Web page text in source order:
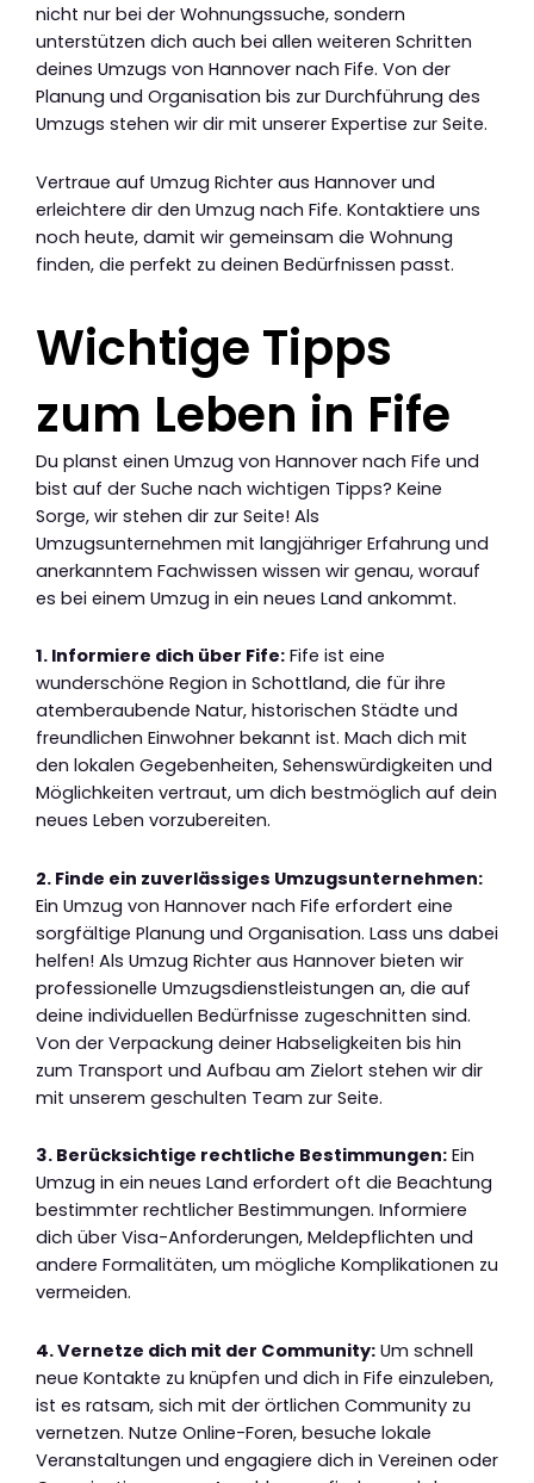
nicht nur bei der Wohnungssuche, sondern
unterstützen dich auch bei allen weiteren Schritten
deines Umzugs von Hannover nach Fife. Von der
Planung und Organisation bis zur Durchführung des
Umzugs stehen wir dir mit unserer Expertise zur Seite.
Vertraue auf Umzug Richter aus Hannover und
erleichtere dir den Umzug nach Fife. Kontaktiere uns
noch heute, damit wir gemeinsam die Wohnung
finden, die perfekt zu deinen Bedürfnissen passt.
Wichtige Tipps
zum Leben in Fife
Du planst einen Umzug von Hannover nach Fife und
bist auf der Suche nach wichtigen Tipps? Keine
Sorge, wir stehen dir zur Seite! Als
Umzugsunternehmen mit langjähriger Erfahrung und
anerkanntem Fachwissen wissen wir genau, worauf
es bei einem Umzug in ein neues Land ankommt.
1. Informiere dich über Fife: Fife ist eine
wunderschöne Region in Schottland, die für ihre
atemberaubende Natur, historischen Städte und
freundlichen Einwohner bekannt ist. Mach dich mit
den lokalen Gegebenheiten, Sehenswürdigkeiten und
Möglichkeiten vertraut, um dich bestmöglich auf dein
neues Leben vorzubereiten.
2. Finde ein zuverlässiges Umzugsunternehmen:
Ein Umzug von Hannover nach Fife erfordert eine
sorgfältige Planung und Organisation. Lass uns dabei
helfen! Als Umzug Richter aus Hannover bieten wir
professionelle Umzugsdienstleistungen an, die auf
deine individuellen Bedürfnisse zugeschnitten sind.
Von der Verpackung deiner Habseligkeiten bis hin
zum Transport und Aufbau am Zielort stehen wir dir
mit unserem geschulten Team zur Seite.
3. Berücksichtige rechtliche Bestimmungen: Ein
Umzug in ein neues Land erfordert oft die Beachtung
bestimmter rechtlicher Bestimmungen. Informiere
dich über Visa-Anforderungen, Meldepflichten und
andere Formalitäten, um mögliche Komplikationen zu
vermeiden.
4. Vernetze dich mit der Community: Um schnell
neue Kontakte zu knüpfen und dich in Fife einzuleben,
ist es ratsam, sich mit der örtlichen Community zu
vernetzen. Nutze Online-Foren, besuche lokale
Veranstaltungen und engagiere dich in Vereinen oder